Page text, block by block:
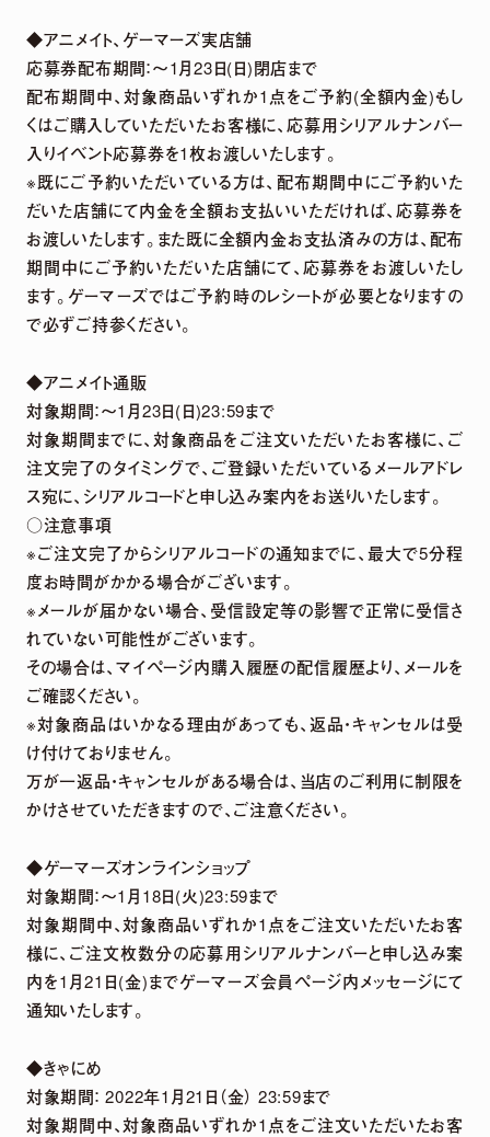
◆アニメイト、ゲーマーズ実店舗
応募券配布期間：～1月23日(日)閉店まで
配布期間中、対象商品いずれか1点をご予約(全額内金)もし
くはご購入していただいたお客様に、応募用シリアルナンバー
入りイベント応募券を1枚お渡しいたします。
※既にご予約いただいている方は、配布期間中にご予約いた
だいた店舗にて内金を全額お支払いいただければ、応募券を
お渡しいたします。また既に全額内金お支払済みの方は、配布
期間中にご予約いただいた店舗にて、応募券をお渡しいたし
ます。ゲーマーズではご予約時のレシートが必要となりますの
で必ずご持参ください。
◆アニメイト通販
対象期間：～1月23日(日)23:59まで
対象期間までに、対象商品をご注文いただいたお客様に、ご
注文完了のタイミングで、ご登録いただいているメールアドレ
ス宛に、シリアルコードと申し込み案内をお送りいたします。
○注意事項
※ご注文完了からシリアルコードの通知までに、最大で5分程
度お時間がかかる場合がございます。
※メールが届かない場合、受信設定等の影響で正常に受信さ
れていない可能性がございます。
その場合は、マイページ内購入履歴の配信履歴より、メールを
ご確認ください。
※対象商品はいかなる理由があっても、返品・キャンセルは受
け付けておりません。
万が一返品・キャンセルがある場合は、当店のご利用に制限を
かけさせていただきますので、ご注意ください。
◆ゲーマーズオンラインショップ
対象期間：～1月18日(火)23:59まで
対象期間中、対象商品いずれか1点をご注文いただいたお客
様に、ご注文枚数分の応募用シリアルナンバーと申し込み案
内を1月21日(金)までゲーマーズ会員ページ内メッセージにて
通知いたします。
◆きゃにめ
対象期間： 2022年1月21日（金） 23:59まで
対象期間中、対象商品いずれか1点をご注文いただいたお客